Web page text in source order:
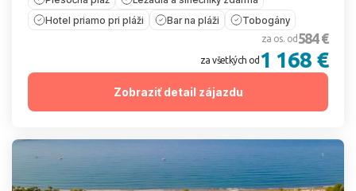
Hotel priamo pri pláži
Bar na pláži Tobogány
za os. od 584 €
za všetkých od 1 168 €
Zobraziť detail zájazdu